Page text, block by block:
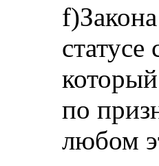
по
любом